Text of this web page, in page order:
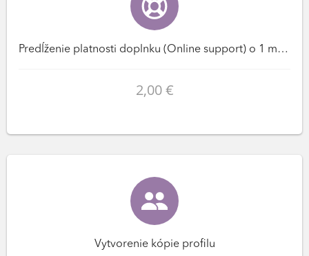
Predĺženie platnosti doplnku (Online support) o 1 mesiac(ov)
2,00 €
Vytvorenie kópie profilu